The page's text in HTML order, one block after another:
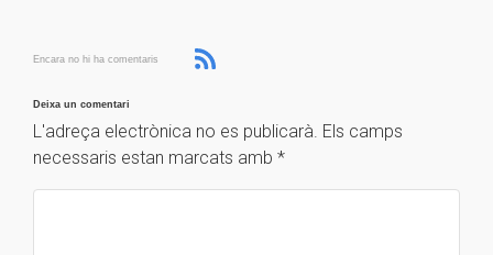
Encara no hi ha comentaris
Deixa un comentari
L'adreça electrònica no es publicarà. Els camps
necessaris estan marcats amb *